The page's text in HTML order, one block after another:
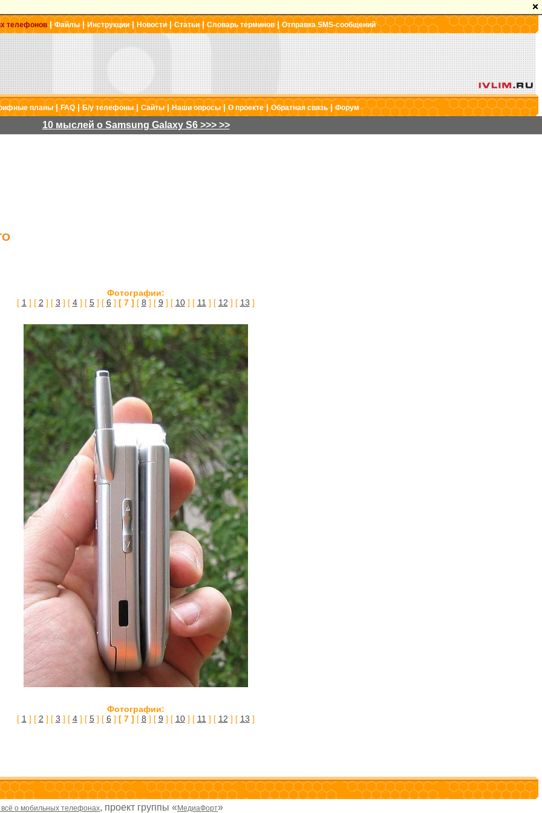
телефонов|Файлы|Инструкции| Новости|Статьи|Словарь терминов|Отправка SMS-сообщений
планы|FAQ|Б/у телефоны| Сайты|Наши опросы|О проекте|Обратная связь|Форум
10 мыслей о Samsung Galaxy S6 >>> >>
Фотографии:
[ 1 ] [ 2 ] [ 3 ] [ 4] [ 5] [ 6 ] [ 7 ] [ 8 ] [ 9 ] [ 10] [ 11 ] [ 12 ] [ 13 ]
Фотографии:
[ 1 ] [ 2 ] [ 3 ] [ 4] [ 5] [ 6 ] [ 7 ] [ 8 ] [ 9 ] [ 10] [ 11 ] [ 12 ] [ 13 ]
всё о мобильных телефонах, проект группы « МедиаФорт»